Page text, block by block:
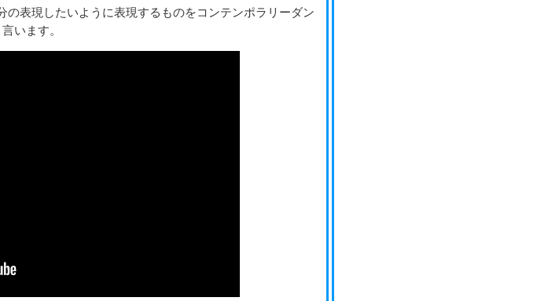
表現したいように表現するものをコンテンポラリーダン
います。